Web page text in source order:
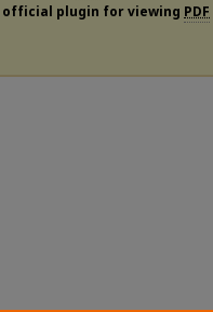
official plugin for viewing PDF